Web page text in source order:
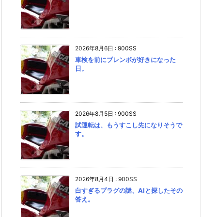
2026年8月6日 : 900SS
車検を前にブレンボが好きになった
日。
2026年8月5日 : 900SS
試運転は、もうすこし先になりそうで
す。
2026年8月4日 : 900SS
白すぎるプラグの謎、AIと探したその
答え。